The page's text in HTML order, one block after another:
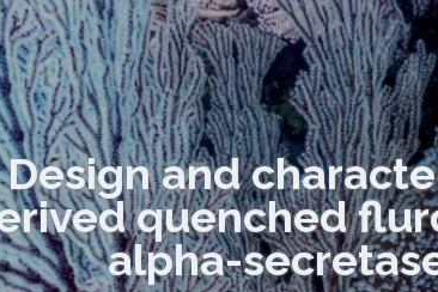
and
quenched
alpha-